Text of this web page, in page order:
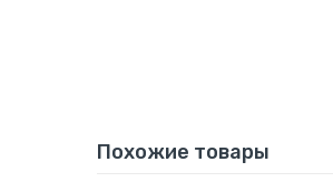
Похожие товары